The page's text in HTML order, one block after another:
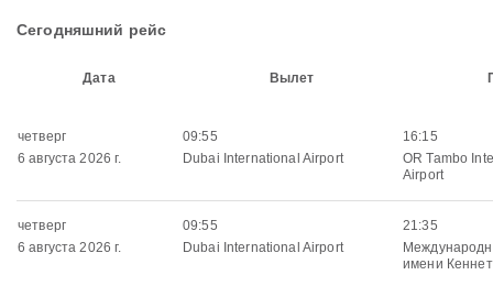
Сегодняшний рейс
Дата Вылет
четверг
6 августа 2026 г.
09:55
Dubai International Airport
16:15
OR Tambo
Airport
четверг
6 августа 2026 г.
09:55
Dubai International Airport
21:35
имени